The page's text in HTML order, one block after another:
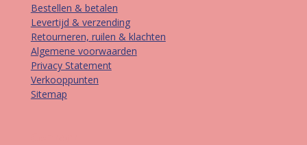
Bestellen & betalen
Levertijd & verzending
Retourneren, ruilen & klachten
Algemene voorwaarden
Privacy Statement
Verkooppunten
Sitemap